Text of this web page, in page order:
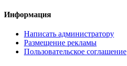
Информация
Написать администратору
Размещение рекламы
Пользовательское соглашение